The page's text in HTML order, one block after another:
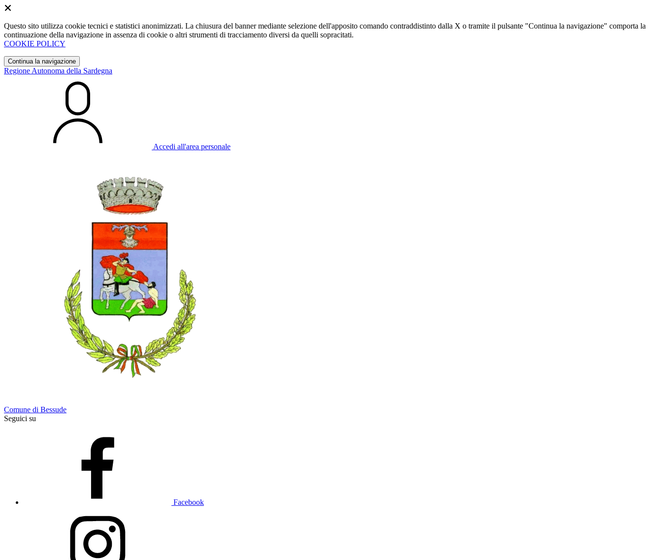
Questo sito utilizza cookie tecnici e statistici anonimizzati. La chiusura del banner mediante selezione dell'apposito comando contraddistinto dalla X o tramite il pulsante "Continua la navigazione" comporta la
continuazione della navigazione in assenza di cookie o altri strumenti di tracciamento diversi da quelli sopracitati.
COOKIE POLICY
Continua la navigazione
Regione Autonoma della Sardegna
Accedi all'area personale
Comune di Bessude
Seguici su
Facebook